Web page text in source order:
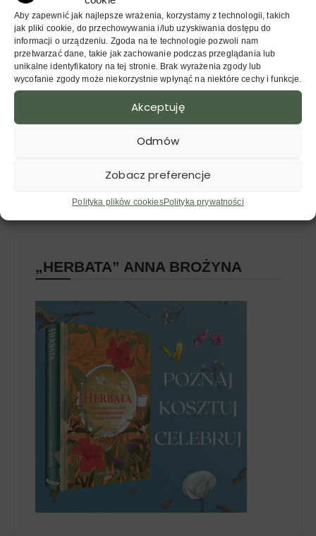
Aby zapewnić jak najlepsze wrażenia, korzystamy z technologii, takich
jak pliki cookie, do przechowywania i/lub uzyskiwania dostępu do
informacji o urządzeniu. Zgoda na te technologie pozwoli nam
przetwarzać dane, takie jak zachowanie podczas przeglądania lub
unikalne identyfikatory na tej stronie. Brak wyrażenia zgody lub
wycofanie zgody może niekorzystnie wpłynąć na niektóre cechy i funkcje.
Akceptuję
Odmów
Zobacz preferencje
Polityka plików cookiesPolityka prywatności
Anna Brożyna
Od ponad 11 lat na ścieżce herbaty. Prezes
Stowarzyszenia Klub Herbaty Zaparzaj w
Poznaniu.
Więcej o Piewcach Teiny
„HERBATA” ANNA BROŻYNA